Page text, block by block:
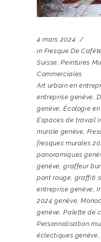
4 mars 2024
in Fresque De
Suisse ,Peintures
Commerciales
Art urbain en
entreprise genève ,
genève ,Écologie
Espaces de travail
murale genève
fresques murales
panoramiques
genève ,graffeur
pont rouge graffiti
entreprise genève ,
2024 genève ,
genève ,Palette de
Personnalisation
éclectiques genève